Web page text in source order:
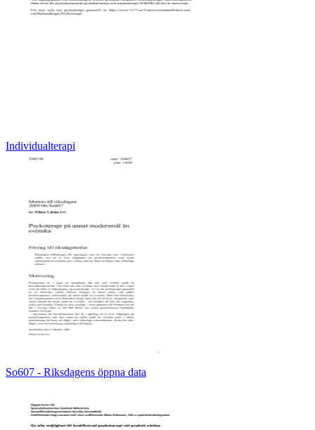
Individualterapi
So607 - Riksdagens öppna data